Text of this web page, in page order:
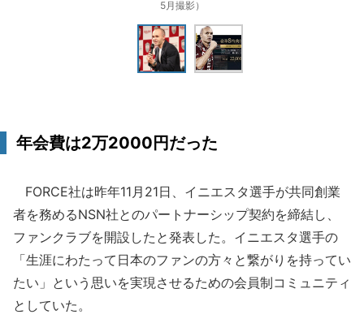
5月撮影）
年会費は2万2000円だった
FORCE社は昨年11月21日、イニエスタ選手が共同創業
者を務めるNSN社とのパートナーシップ契約を締結し、
ファンクラブを開設したと発表した。イニエスタ選手の
「生涯にわたって日本のファンの方々と繋がりを持ってい
たい」という思いを実現させるための会員制コミュニティ
としていた。